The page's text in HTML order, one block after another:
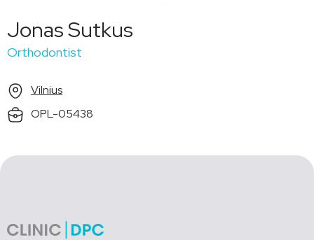
Jonas Sutkus
Orthodontist
Vilnius
OPL-05438